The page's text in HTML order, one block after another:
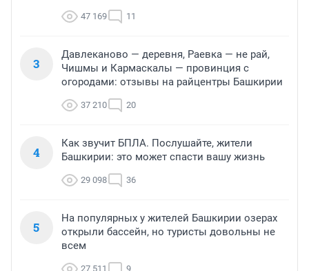
47 169 11
3
Давлеканово — деревня, Раевка — не рай,
Чишмы и Кармаскалы — провинция с
огородами: отзывы на райцентры Башкирии
37 210 20
4
Как звучит БПЛА. Послушайте, жители
Башкирии: это может спасти вашу жизнь
29 098 36
5
На популярных у жителей Башкирии озерах
открыли бассейн, но туристы довольны не
всем
27 511 9